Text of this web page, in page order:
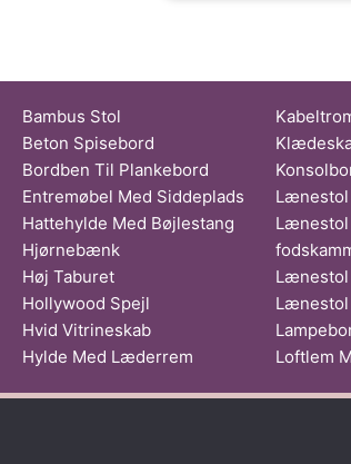
Bambus Stol
Beton Spisebord
Bordben Til Plankebord
Entremøbel Med Siddeplads
Hattehylde Med Bøjlestang
Hjørnebænk
Høj Taburet
Hollywood Spejl
Hvid Vitrineskab
Hylde Med Læderrem
Lænestol
Lænestol
Lænestol
Loftlem